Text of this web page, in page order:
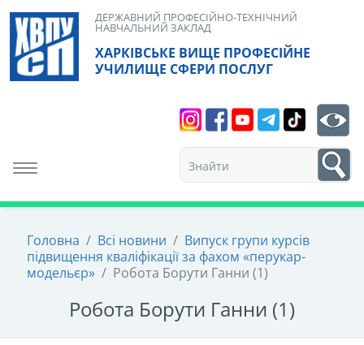
Skip
content
ХАРКІВСЬКЕ ВИЩЕ ПРОФЕСІЙНЕ
УЧИЛИЩЕ СФЕРИ ПОСЛУГ
ДЕРЖАВНИЙ ПРОФЕСІЙНО-ТЕХНІЧНИЙ
НАВЧАЛЬНИЙ ЗАКЛАД
Toggle navigation
1
Головна / Всі новини / Випуск групи курсів
підвищення кваліфікації за фахом «перукар-
модельєр» / Робота Борути Ганни (1)
Робота Борути Ганни (1)